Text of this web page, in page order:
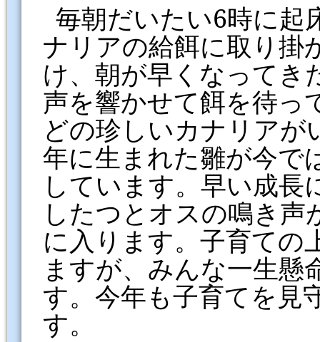
毎朝だいたい6時に起
ナリアの給餌に取り掛
け、朝が早くなってき
声を響かせて餌を待っ
どの珍しいカナリア
年に生まれた雛が今で
しています。早い成
したつとオスの鳴き
に入ります。子育ての
ますが、みんな一生懸
す。今年も子育てを見
す。